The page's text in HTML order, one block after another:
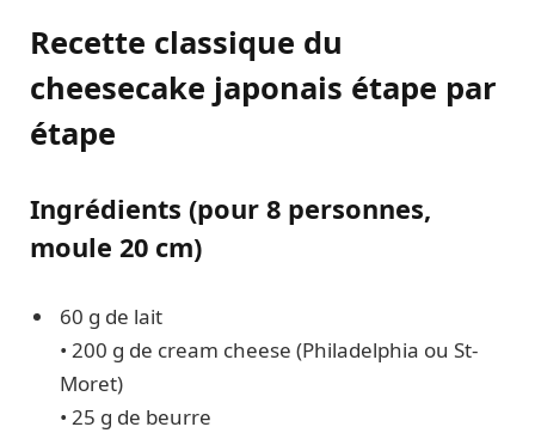
Recette classique du
cheesecake japonais étape par
étape
Ingrédients (pour 8 personnes,
moule 20 cm)
60 g de lait
• 200 g de cream cheese (Philadelphia ou St-
Moret)
• 25 g de beurre